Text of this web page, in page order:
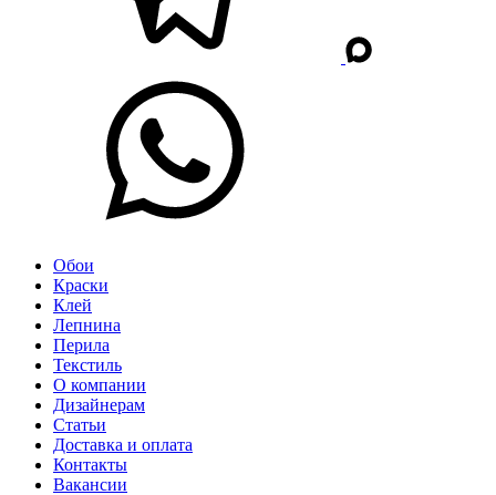
Обои
Краски
Клей
Лепнина
Перила
Текстиль
О компании
Дизайнерам
Статьи
Доставка и оплата
Контакты
Вакансии